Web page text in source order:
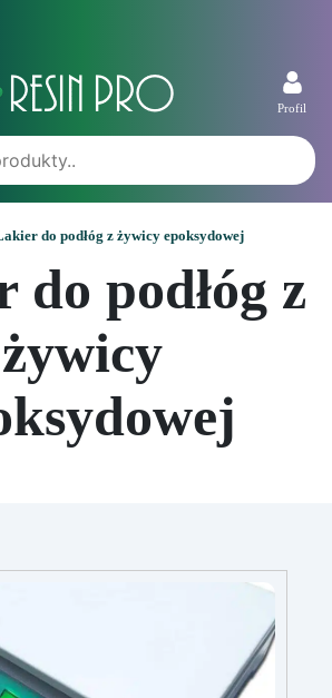
Profil
do podłóg z żywicy epoksydowej
do podłóg z
żywicy